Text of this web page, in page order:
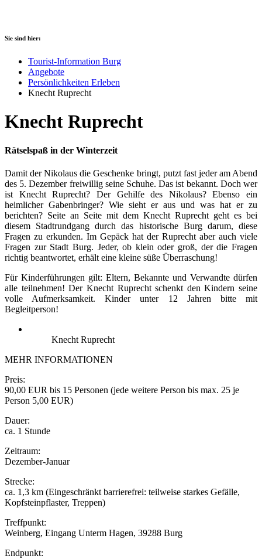
Sie sind hier:
Tourist-Information Burg
Angebote
Persönlichkeiten Erleben
Knecht Ruprecht
Knecht Ruprecht
Rätselspaß in der Winterzeit
Damit der Nikolaus die Geschenke bringt, putzt fast jeder am Abend
des 5. Dezember freiwillig seine Schuhe. Das ist bekannt. Doch wer
ist Knecht Ruprecht? Der Gehilfe des Nikolaus? Ebenso ein
heimlicher Gabenbringer? Wie sieht er aus und was hat er zu
berichten? Seite an Seite mit dem Knecht Ruprecht geht es bei
diesem Stadtrundgang durch das historische Burg darum, diese
Fragen zu erkunden. Im Gepäck hat der Ruprecht aber auch viele
Fragen zur Stadt Burg. Jeder, ob klein oder groß, der die Fragen
richtig beantwortet, erhält eine kleine süße Überraschung!
Für Kinderführungen gilt: Eltern, Bekannte und Verwandte dürfen
alle teilnehmen! Der Knecht Ruprecht schenkt den Kindern seine
volle Aufmerksamkeit. Kinder unter 12 Jahren bitte mit
Begleitperson!
Knecht Ruprecht
MEHR INFORMATIONEN
Preis:
90,00 EUR bis 15 Personen (jede weitere Person bis max. 25 je
Person 5,00 EUR)
Dauer:
ca. 1 Stunde
Zeitraum:
Dezember-Januar
Strecke:
ca. 1,3 km (Eingeschränkt barrierefrei: teilweise starkes Gefälle,
Kopfsteinpflaster, Treppen)
Treffpunkt:
Weinberg, Eingang Unterm Hagen, 39288 Burg
Endpunkt: